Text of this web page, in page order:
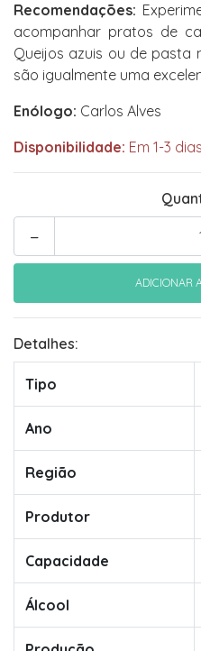
Recomendações:
acompanhar pratos de
Queijos azuis ou de pasta
são igualmente uma
Enólogo: Carlos Alves
Disponibilidade: Em 1-3
-
Detalhes:
Tipo
Ano
Região
Produtor
Capacidade
Álcool